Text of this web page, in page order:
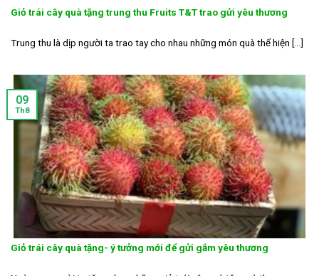
Giỏ trái cây quà tặng trung thu Fruits T&T trao gửi yêu thương
Trung thu là dịp người ta trao tay cho nhau những món quà thể hiện [...]
Giỏ trái cây quà tặng- ý tưởng mới để gửi gắm yêu thương
09
Th8